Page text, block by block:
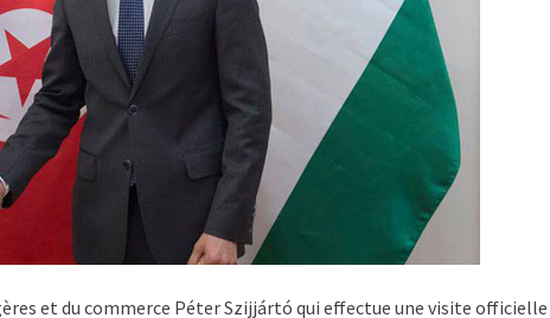
et du commerce Péter Szijjártó qui effectue une visite officielle